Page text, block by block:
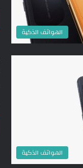
الهواتف الذكية
الهواتف الذكية